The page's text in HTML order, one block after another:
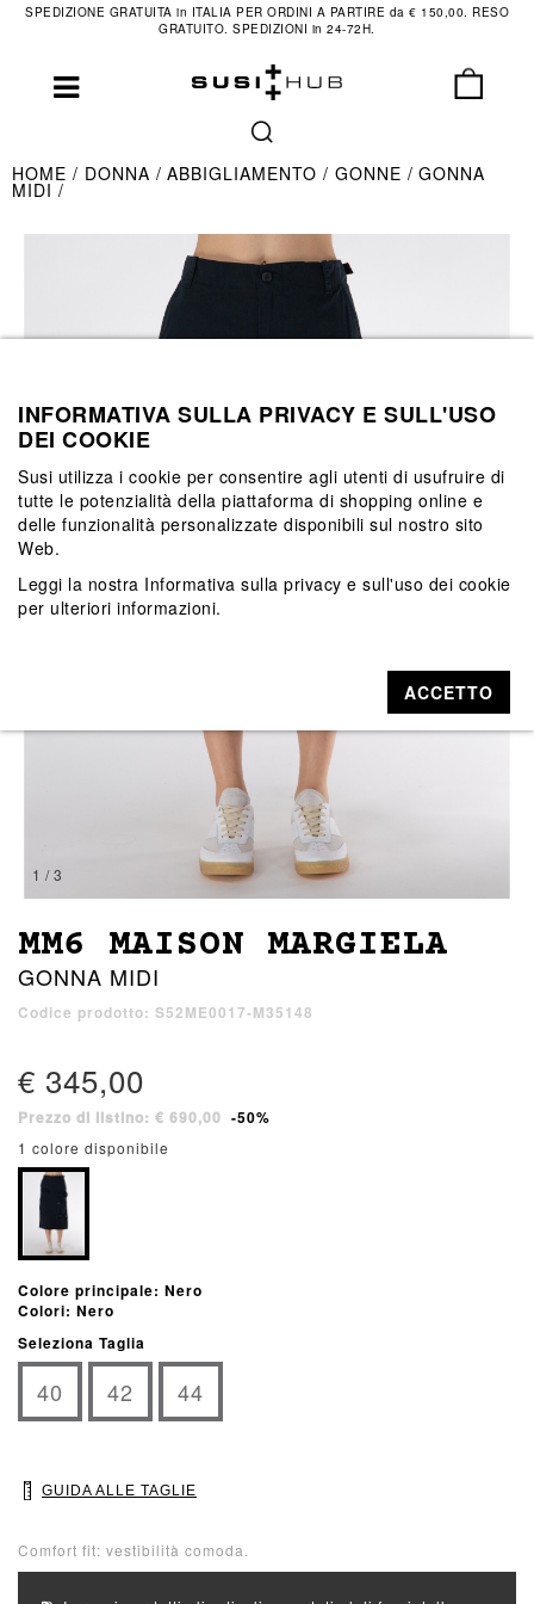
SPEDIZIONE GRATUITA in ITALIA PER ORDINI A PARTIRE da € 150,00. RESO
GRATUITO. SPEDIZIONI in 24-72H.
HOME DONNA ABBIGLIAMENTO GONNE GONNA
MIDI
1 / 3
MM6 MAISON MARGIELA
GONNA MIDI
Codice prodotto: S52ME0017-M35148
€ 345,00
Prezzo di listino: € 690,00 -50%
1 colore disponibile
Colore principale: Nero
Colori: Nero
Seleziona Taglia
40 42 44
GUIDA ALLE TAGLIE
Comfort fit: vestibilità comoda.
INFORMATIVA SULLA PRIVACY E SULL'USO
DEI COOKIE
Susi utilizza i cookie per consentire agli utenti di usufruire di
tutte le potenzialità della piattaforma di shopping online e
delle funzionalità personalizzate disponibili sul nostro sito
Web.
Leggi la nostra Informativa sulla privacy e sull'uso dei cookie
per ulteriori informazioni.
ACCETTO